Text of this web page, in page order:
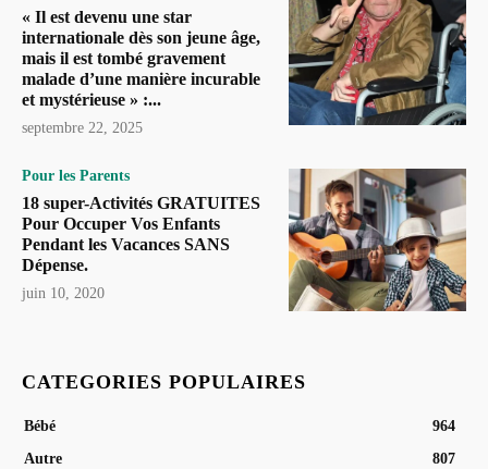
« Il est devenu une star
internationale dès son jeune âge,
mais il est tombé gravement
malade d’une manière incurable
et mystérieuse » :...
septembre 22, 2025
Pour les Parents
18 super-Activités GRATUITES
Pour Occuper Vos Enfants
Pendant les Vacances SANS
Dépense.
juin 10, 2020
CATEGORIES POPULAIRES
Bébé
964
Autre
807